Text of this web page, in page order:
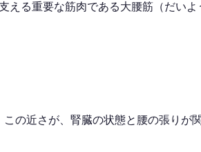
える重要な筋肉である大腰筋（だい
の近さが、腎臓の状態と腰の張りが